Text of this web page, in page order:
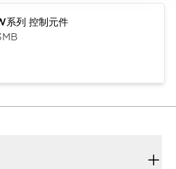
列 控制元件